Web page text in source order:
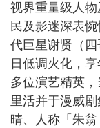
视界重量级人
民及影迷深表
代巨星谢贤（
日低调火化，
多位演艺精英
里活并于漫威
晴、人称「朱